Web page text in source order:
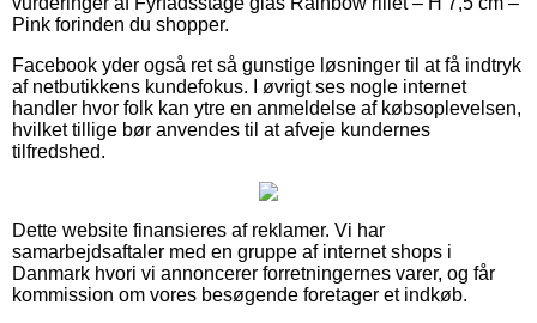
Pink forinden du shopper.
Facebook yder også ret så gunstige løsninger til at få indtryk
af netbutikkens kundefokus. I øvrigt ses nogle internet
handler hvor folk kan ytre en anmeldelse af købsoplevelsen,
hvilket tillige bør anvendes til at afveje kundernes
tilfredshed.
Dette website finansieres af reklamer. Vi har
samarbejdsaftaler med en gruppe af internet shops i
Danmark hvori vi annoncerer forretningernes varer, og får
kommission om vores besøgende foretager et indkøb.